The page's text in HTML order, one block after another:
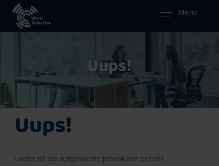
Menu
Uups!
Uups!
Leider ist die aufgesuchte Jobvakanz bereits